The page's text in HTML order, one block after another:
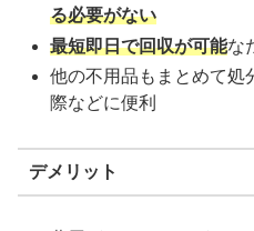
る必要がない
最短即日で回収が可能な
他の不用品もまとめて処
際などに便利
デメリット